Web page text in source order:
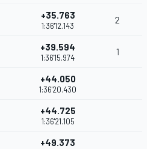
+35.763
1:36'12.143
2
+39.594
1:36'15.974
1
+44.050
1:36'20.430
+44.725
1:36'21.105
+49.373